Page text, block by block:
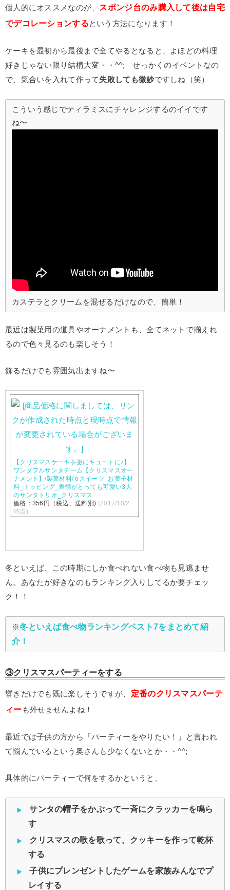
個人的にオススメなのが、 スポンジ台のみ購入して後は自宅
でデコレーションするという方法になります！
ケーキを最初から最後まで全てやるとなると、よほどの料理
好きじゃない限り結構大変・・^^; せっかくのイベントなの
で、気合いを入れて作って失敗しても微妙ですしね（笑）
こういう感じでティラミスにチャレンジするのイイです
ね〜
カステラとクリームを混ぜるだけなので、簡単！
最近は製菓用の道具やオーナメントも、全てネットで揃えれ
るので色々見るのも楽しそう！
飾るだけでも雰囲気出ますね〜
【クリスマスケーキを更にキュートに♪】
ワンダフルサンタチーム【クリスマスオー
ナメント】/製菓材料/ оスイーツ_お菓子材
料_トッピング_表情がとっても可愛い3人
のサンタトリオ_クリスマス
価格：356円（税込、送料別) (2017/10/2
時点)
冬といえば、この時期にしか食べれない食べ物も見逃ませ
ん。あなたが好きなのもランキング入りしてるか要チェッ
ク！！
※冬といえば食べ物ランキングベスト7をまとめて紹
介！
③クリスマスパーティーをする
響きだけでも既に楽しそうですが、 定番のクリスマスパーテ
ィー も外せませんよね！
最近では子供の方から「パーティーをやりたい！」と言われ
て悩んでいるという奥さんも少なくないとか・・^^;
具体的にパーティーで何をするかというと、
サンタの帽子をかぶって一斉にクラッカーを鳴ら
す
クリスマスの歌を歌って、クッキーを作って乾杯
する
子供にプレンゼントしたゲームを家族みんなでプ
レイする